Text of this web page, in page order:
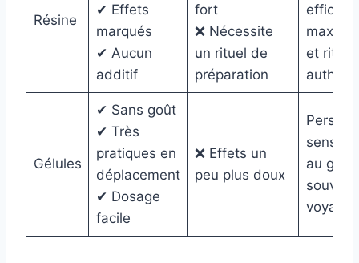
Résine
✔ Effets
marqués
✔ Aucun
additif
fort
❌ Nécessite
un rituel de
préparation
et rituel
Gélules
✔ Sans goût
✔ Très
pratiques en
déplacement
✔ Dosage
facile
❌ Effets un
peu plus doux
au goût
voyage